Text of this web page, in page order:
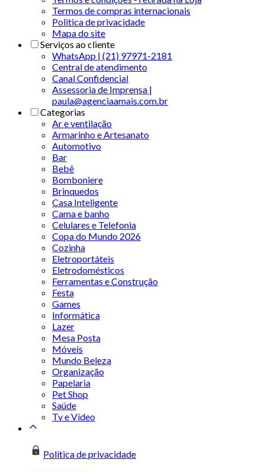
Termos de compras internacionais
Politica de privacidade
Mapa do site
Serviços ao cliente
WhatsApp | (21) 97971-2181
Central de atendimento
Canal Confidencial
Assessoria de Imprensa |
paula@agenciaamais.com.br
Categorias
Ar e ventilação
Armarinho e Artesanato
Automotivo
Bar
Bebê
Bomboniere
Brinquedos
Casa Inteligente
Cama e banho
Celulares e Telefonia
Copa do Mundo 2026
Cozinha
Eletroportáteis
Eletrodomésticos
Ferramentas e Construção
Festa
Games
Informática
Lazer
Mesa Posta
Móveis
Mundo Beleza
Organização
Papelaria
Pet Shop
Saúde
Tv e Vídeo
Política de privacidade